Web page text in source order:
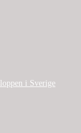
i Sverige